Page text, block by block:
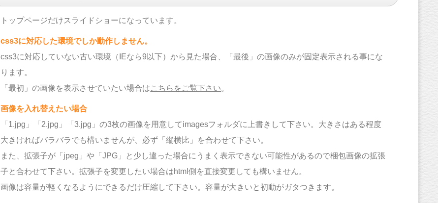
トップページだけスライドショーになっています。
css3に対応した環境でしか動作しません。
css3に対応していない古い環境（IEなら9以下）から見た場合、「最後」の画像のみが固定表示される事にな
ります。
「最初」の画像を表示させていたい場合はこちらをご覧下さい。
画像を入れ替えたい場合
「1.jpg」「2.jpg」「3.jpg」の3枚の画像を用意してimagesフォルダに上書きして下さい。大きさはある程度
大きければバラバラでも構いませんが、必ず「縦横比」を合わせて下さい。
また、拡張子が「jpeg」や「JPG」と少し違った場合にうまく表示できない可能性があるので梱包画像の拡張
子と合わせて下さい。拡張子を変更したい場合はhtml側を直接変更しても構いません。
画像は容量が軽くなるようにできるだけ圧縮して下さい。容量が大きいと初動がガタつきます。